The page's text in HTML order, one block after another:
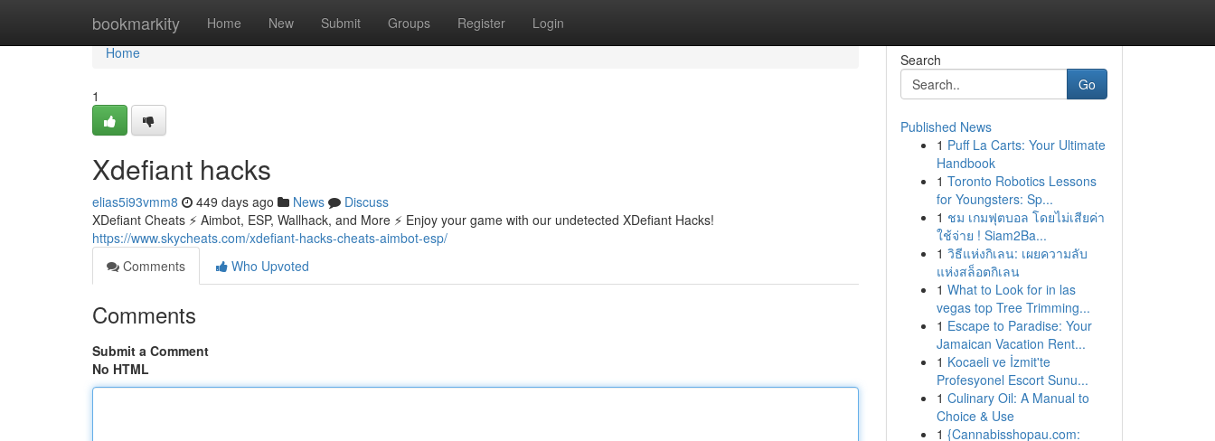
bookmarkity Home New Submit Groups Register Login
Home
Home
1
Xdefiant hacks
elias5i93vmm8 449 days ago News
Discuss
XDefiant Cheats ⚡ Aimbot, ESP, Wallhack, and More ⚡ Enjoy your game with our undetected XDefiant Hacks!
https://www.skycheats.com/xdefiant-hacks-cheats-aimbot-esp/
Comments
Who Upvoted
Comments
Submit a Comment
No HTML
Search
Go
Published News
1 Puff La Carts: Your Ultimate
Handbook
1 Toronto Robotics Lessons
for Youngsters: Sp...
1 ชม เกมฟุตบอล โดยไม่เสียค่า
ใช้จ่าย ! Siam2Ba...
1 วิธีแห่งกิเลน: เผยความลับ
แห่งสล็อตกิเลน
1 What to Look for in las
vegas top Tree Trimming...
1 Escape to Paradise: Your
Jamaican Vacation Rent...
1 Kocaeli ve İzmit'te
Profesyonel Escort Sunu...
1 Culinary Oil: A Manual to
Choice & Use
1 {Cannabisshopau.com: